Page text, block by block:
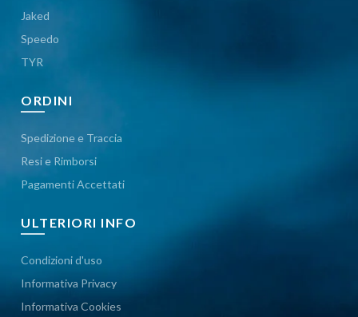
Jaked
Speedo
TYR
ORDINI
Spedizione e Traccia
Resi e Rimborsi
Pagamenti Accettati
ULTERIORI INFO
Condizioni d'uso
Informativa Privacy
Informativa Cookies